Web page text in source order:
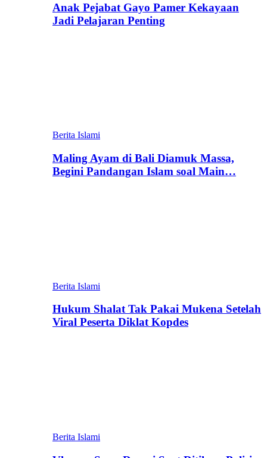
Anak Pejabat Gayo Pamer Kekayaan
Jadi Pelajaran Penting
Berita Islami
Maling Ayam di Bali Diamuk Massa,
Begini Pandangan Islam soal Main…
Berita Islami
Hukum Shalat Tak Pakai Mukena Setelah
Viral Peserta Diklat Kopdes
Berita Islami